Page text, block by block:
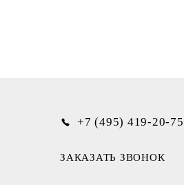
+7 (495) 419-20-75
ЗАКАЗАТЬ ЗВОНОК